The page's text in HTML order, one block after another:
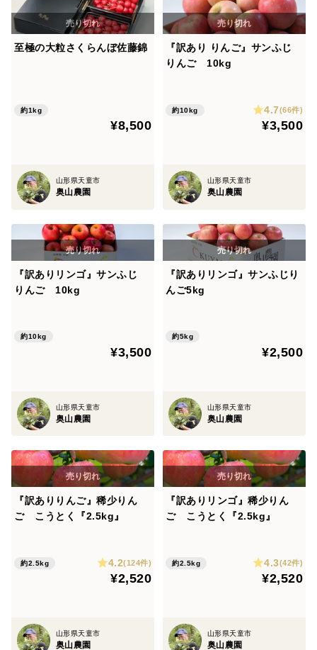
至極の大粒さくらんぼ佐藤錦
約1kg
¥8,500
山形県天童市
奥山農園
『訳あり りんご』サンふじ
りんご 10kg
約10kg 4.7(66件)
¥3,500
山形県天童市
奥山農園
『訳ありリンゴ』サンふじ
りんご 10kg
約10kg
¥3,500
山形県天童市
奥山農園
『訳ありリンゴ』サンふじり
んご5kg
約5kg
¥2,500
山形県天童市
奥山農園
『訳ありりんご』稀少りん
ご こうとく『2.5kg』
約2.5kg 4.2(124件)
¥2,520
山形県天童市
奥山農園
『訳ありリンゴ』稀少りん
ご こうとく『2.5kg』
約2.5kg 4.3(42件)
¥2,520
山形県天童市
奥山農園